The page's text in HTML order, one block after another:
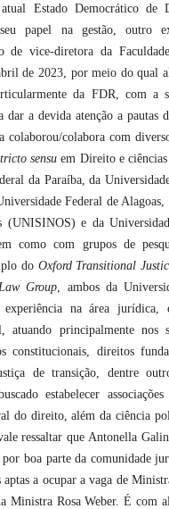
Estado Democrático de
papel na gestão, outro
de vice-diretora da
de 2023, por meio do qual
da FDR, com a
dar a devida atenção a pautas
colaborou/colabora com
sensu em Direito e
da Paraíba, da
Federal de Alagoas,
e da
como com grupos de
do Oxford Transitional
Group , ambos da
na área jurídica,
atuando principalmente nos
constitucionais, direitos
de transição, dentre
estabelecer
do direito, além da ciência
ressaltar que Antonella
por boa parte da comunidade
aptas a ocupar a vaga de
Ministra Rosa Weber. É com